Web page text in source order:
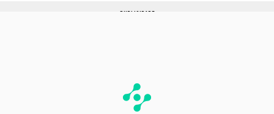
PUBLICIDADE